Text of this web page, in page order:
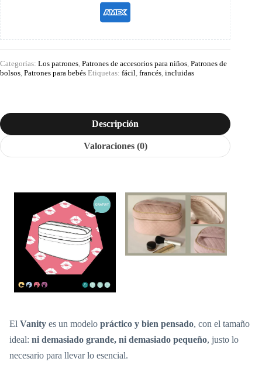
Categorías: Los patrones Patrones de accesorios para niños Patrones de
bolsos Patrones para bebés Etiquetas: fácil francés incluidas
Descripción
Valoraciones (0)
El Vanity es un modelo práctico y bien pensado, con el tamaño
ideal: ni demasiado grande, ni demasiado pequeño, justo lo
necesario para llevar lo esencial.